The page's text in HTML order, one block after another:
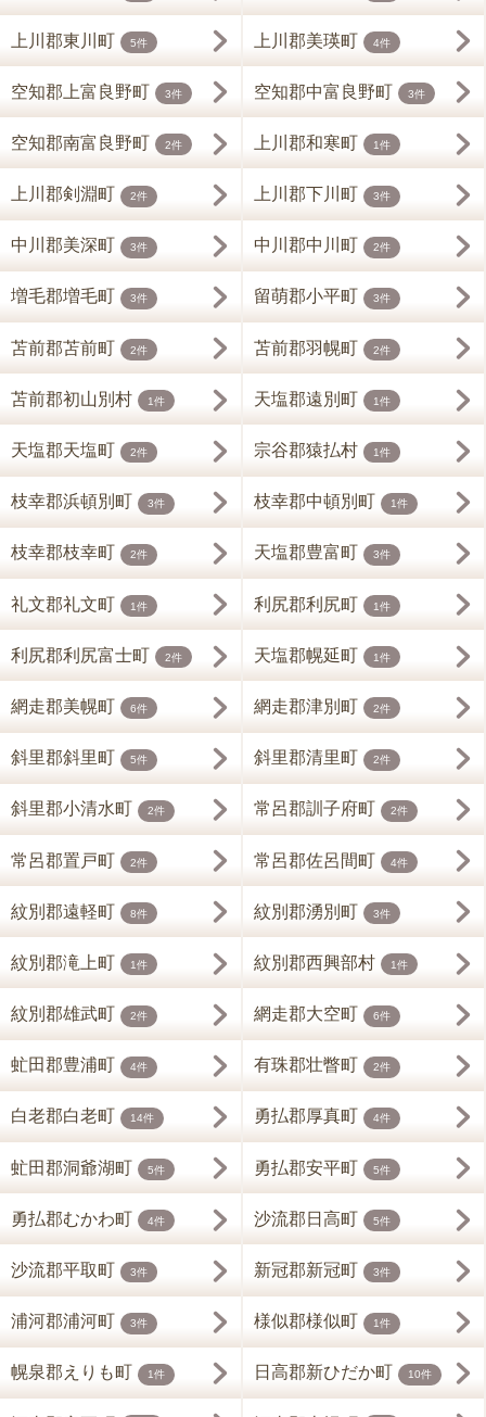
上川郡東川町 5件 上川郡美瑛町 4件
空知郡上富良野町 3件 空知郡中富良野町 3件
空知郡南富良野町 2件 上川郡和寒町 1件
上川郡剣淵町 2件 上川郡下川町 3件
中川郡美深町 3件 中川郡中川町 2件
増毛郡増毛町 3件 留萌郡小平町 3件
苫前郡苫前町 2件 苫前郡羽幌町 2件
苫前郡初山別村 1件 天塩郡遠別町 1件
天塩郡天塩町 2件 宗谷郡猿払村 1件
枝幸郡浜頓別町 3件 枝幸郡中頓別町 1件
枝幸郡枝幸町 2件 天塩郡豊富町 3件
礼文郡礼文町 1件 利尻郡利尻町 1件
利尻郡利尻富士町 2件 天塩郡幌延町 1件
網走郡美幌町 6件 網走郡津別町 2件
斜里郡斜里町 5件 斜里郡清里町 2件
斜里郡小清水町 2件 常呂郡訓子府町 2件
常呂郡置戸町 2件 常呂郡佐呂間町 4件
紋別郡遠軽町 8件 紋別郡湧別町 3件
紋別郡滝上町 1件 紋別郡西興部村 1件
紋別郡雄武町 2件 網走郡大空町 6件
虻田郡豊浦町 4件 有珠郡壮瞥町 2件
白老郡白老町 14件 勇払郡厚真町 4件
虻田郡洞爺湖町 5件 勇払郡安平町 5件
勇払郡むかわ町 4件 沙流郡日高町 5件
沙流郡平取町 3件 新冠郡新冠町 3件
浦河郡浦河町 3件 様似郡様似町 1件
幌泉郡えりも町 1件 日高郡新ひだか町 10件